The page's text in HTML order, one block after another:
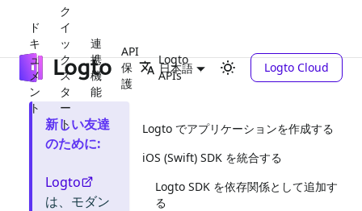
ド
キ
ュ
メ
ン
ト
ク
イ
ッ
ク
ス
タ
ー
ト
連
携
機
能
API
保
護
Logto
APIs
日本語 Logto Cloud
新しい友達
のために:
Logto
は、モダン
Logto でアプリケーションを作成する
iOS (Swift) SDK を統合する
Logto SDK を依存関係として追加す
る